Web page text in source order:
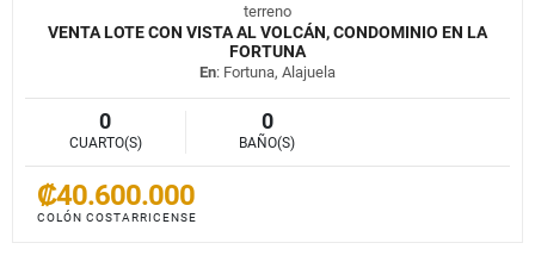
terreno
VENTA LOTE CON VISTA AL VOLCÁN, CONDOMINIO EN LA
FORTUNA
En: Fortuna, Alajuela
0
CUARTO(S)
0
BAÑO(S)
₡40.600.000
COLÓN COSTARRICENSE